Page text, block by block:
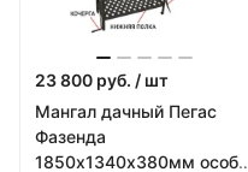
23 800 руб. / шт
Мангал дачный Пегас
Фазенда
1850х1340х380мм особо